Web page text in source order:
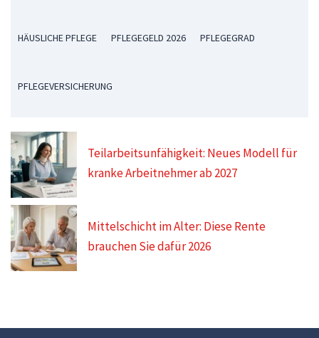
HÄUSLICHE PFLEGE PFLEGEGELD 2026 PFLEGEGRAD
PFLEGEVERSICHERUNG
Teilarbeitsunfähigkeit: Neues Modell für
kranke Arbeitnehmer ab 2027
Mittelschicht im Alter: Diese Rente
brauchen Sie dafür 2026